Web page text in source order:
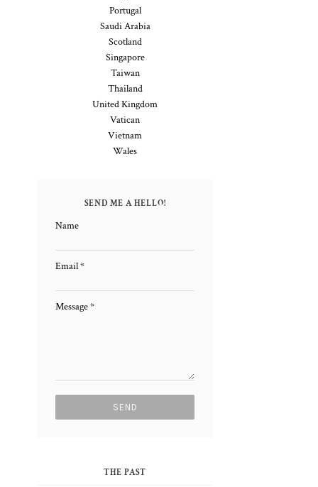
Portugal
Saudi Arabia
Scotland
Singapore
Taiwan
Thailand
United Kingdom
Vatican
Vietnam
Wales
SEND ME A HELLO!
Name
Email*
Message*
THE PAST